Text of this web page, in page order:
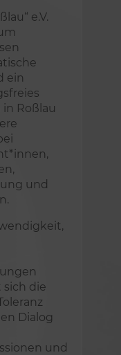
e.V.
ein
Roßlau
und
die
Dialog
und